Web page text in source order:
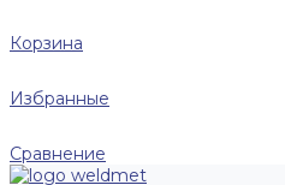
Корзина
Избранные
Сравнение